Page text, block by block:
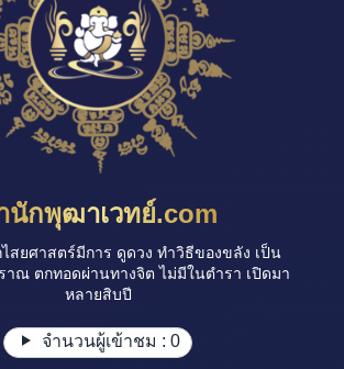
นักพุฒาเวทย์.com
ไสยศาสตร์มีการ ดูดวง ทำวิธีของขลัง เป็น
าณ ตกทอดผ่านทางจิต ไม่มีในตำรา เปิดมา
หลายสิบปี
จำนวนผู้เข้าชม : 0